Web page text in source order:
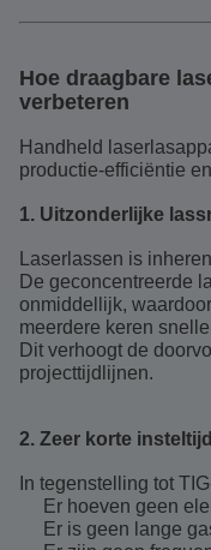
Hoe draagbare
verbeteren
Handheld
productie-efficiëntie
1. Uitzonderlijke
Laserlassen is
De geconcentreerde
onmiddellijk,
meerdere keren
Dit verhoogt de
projecttijdlijnen.
2. Zeer korte insteltijd
In tegenstelling tot
Er hoeven geen
Er is geen lange